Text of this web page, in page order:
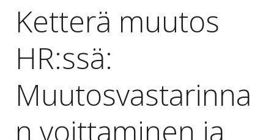
Ketterä muutos
HR:ssä:
Muutosvastarinna
n voittaminen ja